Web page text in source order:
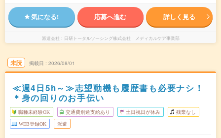
気になる! 応募へ進む 詳しく見る
派遣会社 日研トータルソーシング株式会社 メディカルケア事業部
未読 掲載日 2026/08/01
≪週4日5h～≫志望動機も履歴書も必要ナシ！
＊身の回りのお手伝い
職種未経験OK 交通費別途支給あり 土日祝日が休み 残業なし
WEB登録OK 派遣